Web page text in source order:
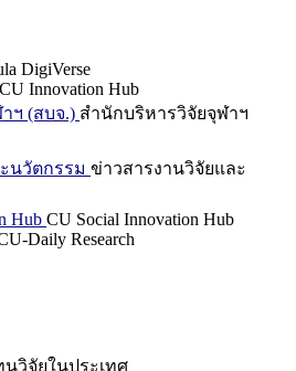
DigiVerse
CU Innovation Hub
ฯ (สบจ.) สำนักบริหารวิจัยจุฬาฯ
นวัตกรรม ข่าวสารงานวิจัยและ
Hub CU Social Innovation Hub
Daily Research
นวิจัยในประเทศ